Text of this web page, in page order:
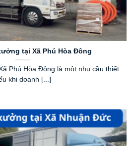
tại Xã Phú Hòa Đông
Phú Hòa Đông là một nhu cầu thiết
khi doanh [...]